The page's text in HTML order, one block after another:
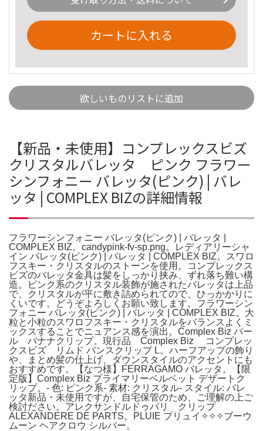
カートに入れる
欲しいものリストに追加
【新品・未使用】コンプレックスビズ
クリスタルバレッタ ピンク フラワー
シンフォニー バレッタ(ピンク) | バレ
ッタ | COMPLEX BIZの詳細情報
フラワーシンフォニー バレッタ(ピンク) | バレッタ |
COMPLEX BIZ。candypink-fv-sp.png。レディアリーシャ
イン バレッタ(ピンク) | バレッタ | COMPLEX BIZ。スワロ
フスキー・クリスタルのストーンを使用。コンプレックス
ビズのバレッタ金具は髪をしっかり挟み、ずれ落ち難い構
造。ピンク系のクリスタル装飾が施されたバレッタは上品
で、クリスタルが平に敷き詰められてので、ひっかかりに
くいです。どうぞよろしくお願い致します。フラワーシン
フォニー バレッタ(ピンク) | バレッタ | COMPLEX BIZ。大
粒と小粒のスワロフスキー・クリスタルをバランスよくミ
ックスすることでニュアンス感を演出。Complex Biz パー
ル バナナクリップ。現行品 Complex Biz コンプレッ
クスビズ リムド バンスクリップ L。ハーフアップの飾り
や、まとめ髪の仕上げ、ダウンスタイルのアクセントにも
おすすめです。【なつ様】FERRAGAMO バレッタ。【限
定版】Complex Biz プライマリーベルベット デザートク
リップ。- 色: ピンク系- 素材: クリスタル- スタイル: バレ
ッタ新品・未使用ですが、自宅保管のため、ご理解の上ご
検討ださい。アレクサンドルドゥパリ クリップ
ALEXANDERE DE PARTS。PLUIE プリュイ✧✧✧ブーウ
ムーン ヘアクロウ シルバー。